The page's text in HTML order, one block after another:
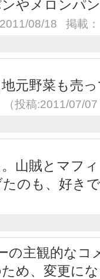
やメロンパ
:2011/08/18 掲載
元野菜も売
（投稿:2011/07/
山賊とマフ
のも、好き
の主観的なコ
め、変更に